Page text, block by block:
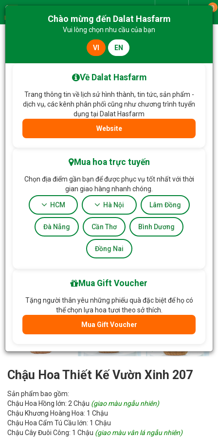
Menu
0
Hoa Chậu thiết kế
Chậu Hoa Thiết Kế Vườn Xinh 207
Sản phẩm bao gồm:
Chậu Hoa Hồng lớn: 2 Chậu (giao màu ngẫu nhiên)
Chậu Khương Hoàng Hoa: 1 Chậu
Chậu Hoa Cẩm Tú Cầu lớn: 1 Chậu
Chậu Cây Đuôi Công: 1 Chậu (giao màu vân lá ngẫu nhiên)
Chào mừng đến Dalat Hasfarm
Vui lòng chọn nhu cầu của bạn
VI EN
Về Dalat Hasfarm
Trang thông tin về lịch sử hình thành, tin tức, sản phẩm -
dịch vụ, các kênh phân phối cũng như chương trình tuyển
dụng tại Dalat Hasfarm
Website
Mua hoa trực tuyến
Chọn địa điểm gần bạn để được phục vụ tốt nhất với thời
gian giao hàng nhanh chóng.
HCM Hà Nội Lâm Đồng
Đà Nẵng Cần Thơ Bình Dương
Đồng Nai
Mua Gift Voucher
Tặng người thân yêu những phiếu quà đặc biệt để họ có
thể chọn lựa hoa tươi theo sở thích.
Mua Gift Voucher